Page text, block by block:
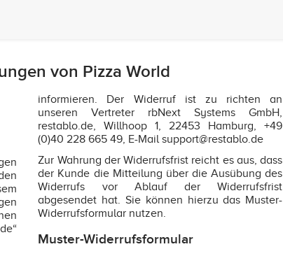
von Pizza World
informieren. Der Widerruf ist zu richten an
unseren Vertreter rbNext Systems GmbH,
restablo.de, Willhoop 1, 22453 Hamburg, +49
(0)40 228 665 49, E-Mail support@restablo.de
Zur Wahrung der Widerrufsfrist reicht es aus, dass
der Kunde die Mitteilung über die Ausübung des
Widerrufs vor Ablauf der Widerrufsfrist
abgesendet hat. Sie können hierzu das Muster-
Widerrufsformular nutzen.
Muster-Widerrufsformular